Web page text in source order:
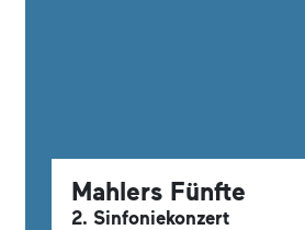
Mahlers Fünfte
2. Sinfoniekonzert